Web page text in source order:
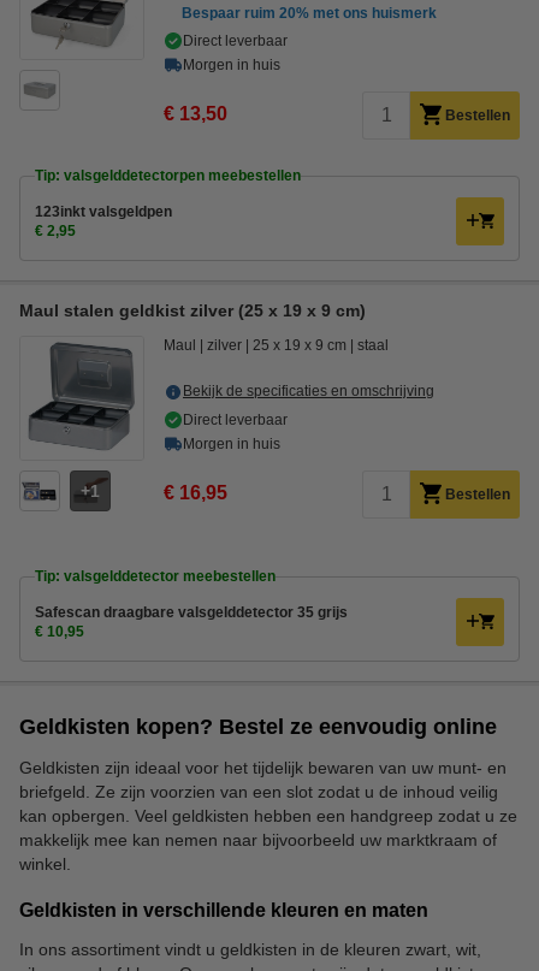
Bespaar ruim 20% met ons huismerk
Direct leverbaar
Morgen in huis
€ 13,50 Bestellen
Tip: valsgelddetectorpen meebestellen
123inkt valsgeldpen
€ 2,95
Maul stalen geldkist zilver (25 x 19 x 9 cm)
1
Maul zilver 25 x 19 x 9 cm staal
Bekijk de specificaties en omschrijving
Direct leverbaar
Morgen in huis
€ 16,95 Bestellen
Tip: valsgelddetector meebestellen
Safescan draagbare valsgelddetector 35 grijs
€ 10,95
Geldkisten kopen? Bestel ze eenvoudig online
Geldkisten zijn ideaal voor het tijdelijk bewaren van uw munt- en
briefgeld. Ze zijn voorzien van een slot zodat u de inhoud veilig
kan opbergen. Veel geldkisten hebben een handgreep zodat u ze
makkelijk mee kan nemen naar bijvoorbeeld uw marktkraam of
winkel.
Geldkisten in verschillende kleuren en maten
In ons assortiment vindt u geldkisten in de kleuren zwart, wit,